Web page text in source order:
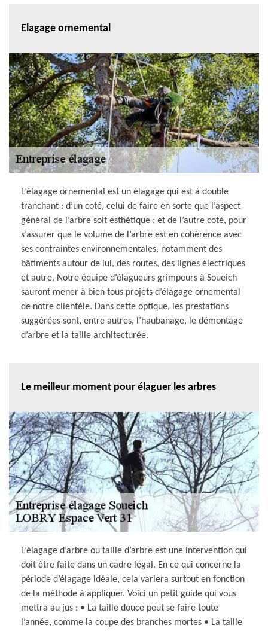
Elagage ornemental
L’élagage ornemental est un élagage qui est à double
tranchant : d’un coté, celui de faire en sorte que l’aspect
général de l’arbre soit esthétique ; et de l’autre coté, pour
s’assurer que le volume de l’arbre est en cohérence avec
ses contraintes environnementales, notamment des
bâtiments autour de lui, des routes, des lignes électriques
et autre. Notre équipe d’élagueurs grimpeurs à Soueich
sauront mener à bien tous projets d’élagage ornemental
de notre clientèle. Dans cette optique, les prestations
suggérées sont, entre autres, l’haubanage, le démontage
d’arbre et la taille architecturée.
Le meilleur moment pour élaguer les arbres
L’élagage d’arbre ou taille d’arbre est une intervention qui
doit être faite dans un cadre légal. En ce qui concerne la
période d’élagage idéale, cela variera surtout en fonction
de la méthode à appliquer. Voici un petit guide qui vous
mettra au jus : • La taille douce peut se faire toute
l’année, comme la coupe des branches mortes • La taille